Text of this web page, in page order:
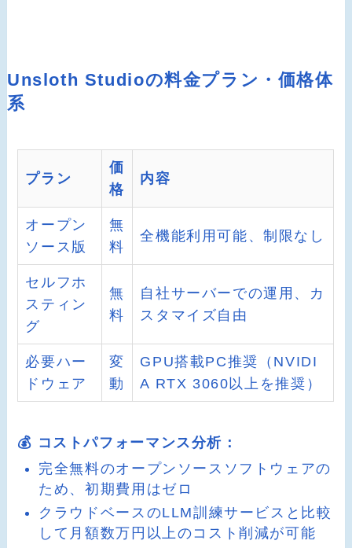
Unsloth Studioの料金プラン・価格体
系
プラン
価
格
内容
オープン
ソース版
無
料
全機能利用可能、制限なし
セルフホ
スティン
グ
無
料
自社サーバーでの運用、カ
スタマイズ自由
必要ハー
ドウェア
変
動
GPU搭載PC推奨（NVIDI
A RTX 3060以上を推奨）
💰 コストパフォーマンス分析：
完全無料のオープンソースソフトウェアの
ため、初期費用はゼロ
クラウドベースのLLM訓練サービスと比較
して月額数万円以上のコスト削減が可能